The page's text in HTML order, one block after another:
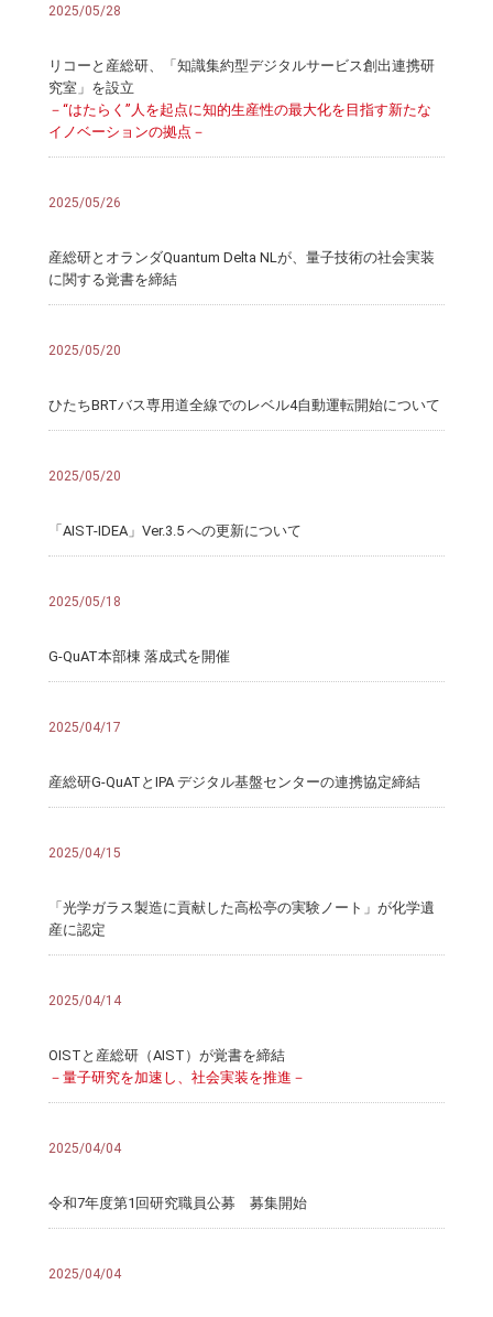
2025/05/28
リコーと産総研、「知識集約型デジタルサービス創出連携研
究室」を設立
－“はたらく”人を起点に知的生産性の最大化を目指す新たな
イノベーションの拠点－
2025/05/26
産総研とオランダQuantum Delta NLが、量子技術の社会実装
に関する覚書を締結
2025/05/20
ひたちBRTバス専用道全線でのレベル4自動運転開始について
2025/05/20
「AIST-IDEA」Ver.3.5 への更新について
2025/05/18
G-QuAT本部棟 落成式を開催
2025/04/17
産総研G-QuATとIPA デジタル基盤センターの連携協定締結
2025/04/15
「光学ガラス製造に貢献した高松亭の実験ノート」が化学遺
産に認定
2025/04/14
OISTと産総研（AIST）が覚書を締結
－量子研究を加速し、社会実装を推進－
2025/04/04
令和7年度第1回研究職員公募 募集開始
2025/04/04